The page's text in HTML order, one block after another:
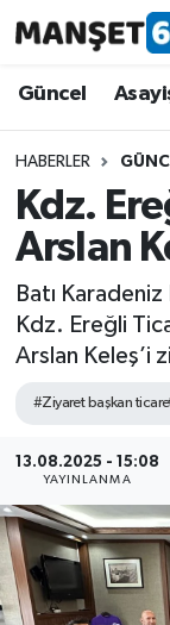
Güncel
HABERLER
Kdz.
Arslan
Batı
Kdz. Ereğli
Arslan Keleş’i
#Ziyaret başkan
13.08.2025 - 15:08
YAYINLANMA
Güncel
Asayiş
Siyaset
Eğitim
Ekonomi
Kültür-
Magazin
Medya